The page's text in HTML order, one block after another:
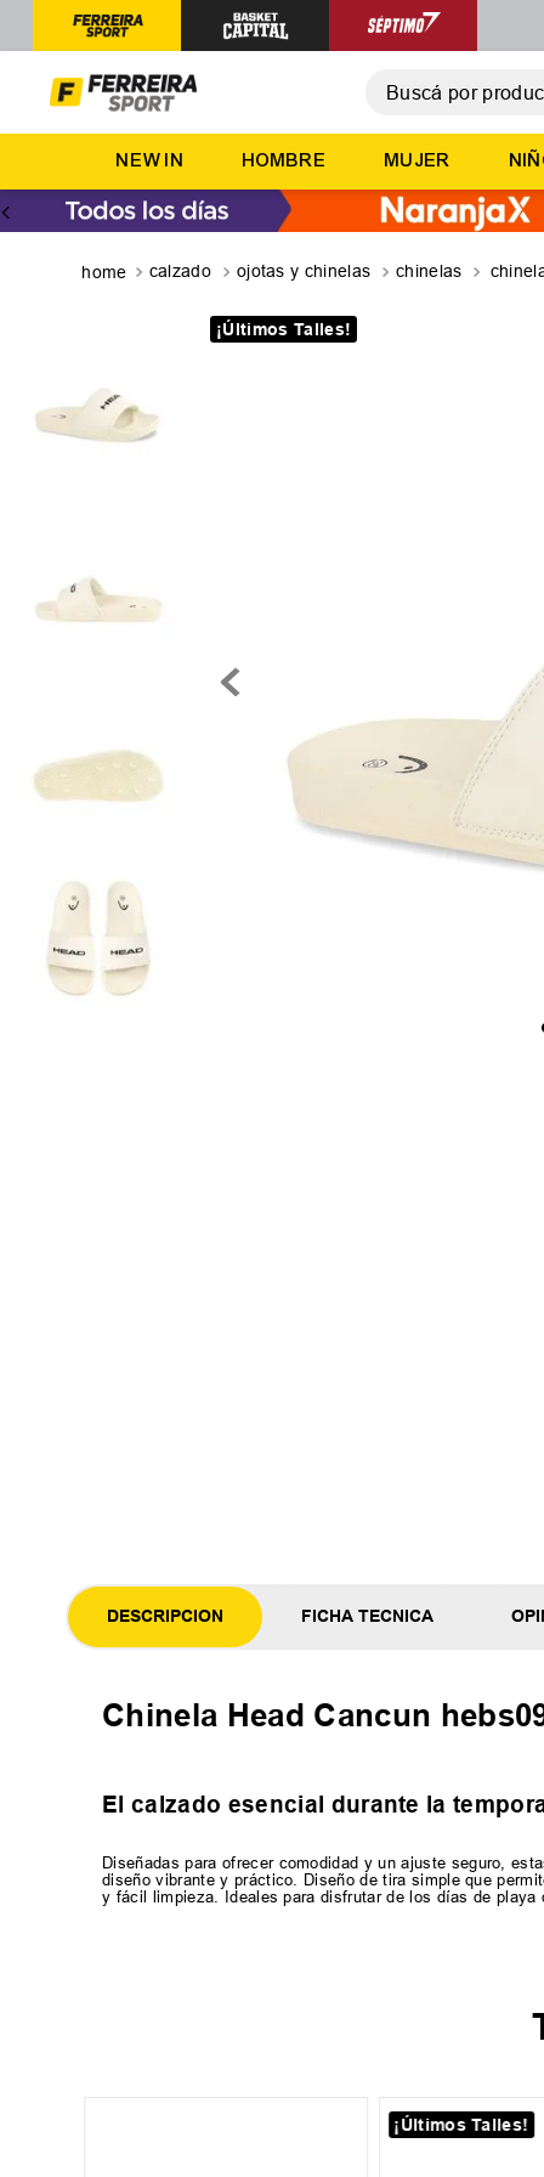
2
3.
NEW IN HOMBRE MUJER
calzado ojotas y chinelas chinelas
¡Últimos Talles!
DESCRIPCION FICHA TECNICA
Chinela Head Cancun
El calzado esencial durante la
Diseñadas para ofrecer comodidad y un ajuste seguro,
diseño vibrante y práctico. Diseño de tira simple que
y fácil limpieza. Ideales para disfrutar de los días de
¡Últimos Talles!